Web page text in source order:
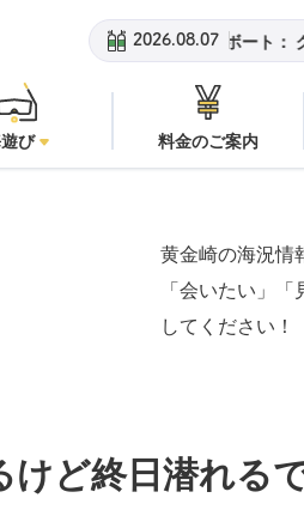
2026.08.07
潜水注意 安良里ボート：クロー
び 料金のご案内
黄金崎の海況情
「会いたい」
してください！
ど終日潜れる